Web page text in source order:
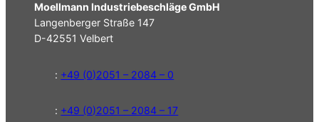
Moellmann Industriebeschläge GmbH
Langenberger Straße 147
D-42551 Velbert
: +49 (0)2051 – 2084 – 0
: +49 (0)2051 – 2084 – 17